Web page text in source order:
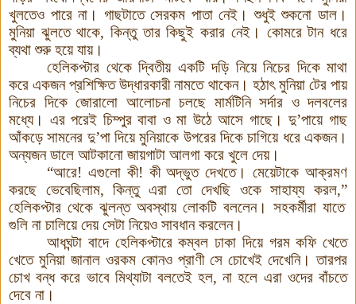
খুলতেও পারে না। গাছটাতে সেরকম পাতা নেই ।শুধুই শুকনো ডাল।
মুনিয়া ঝুলতে থাকে, কিন্তু তার কিছুই করার নেই। কোমরে টান ধরে
ব্যথা শুরু হয়ে যায়।
হেলিকপ্টার থেকে দ্বিতীয় একটি দড়ি নিয়ে নিচের দিকে মাথা
করে একজন প্রশিক্ষিত উদ্ধারকারী নামতে থাকেন। হঠাৎ মুনিয়া টের পায়
নিচের দিকে জোরালো আলোচনা চলছে মার্মটিনি সর্দার ও দলবলের
মধ্যে। এর পরেই চিম্পুর বাবা ও মা উঠে আসে গাছে। দু’পায়ে গাছ
আঁকড়ে সামনের দু’পা দিয়ে মুনিয়াকে উপরের দিকে চাগিয়ে ধরে একজন।
অন্যজন ডালে আটকানো জায়গাটা আলগা করে খুলে দেয়।
“আরে! এগুলো কী! কীঅদ্ভুত দেখতে। মেয়েটাকে আক্রমণ
করছে ভেবেছিলাম, কিন্তু এরা তো দেখছি ওকে সাহায্য করল,”
হেলিকপ্টার থেকে ঝুলন্ত অবস্থায় লোকটি বললেন। সহকর্মীরা যাতে
গুলি না চালিয়ে দেয় সেটা নিয়েও সাবধান করলেন।
আধঘন্টা বাদে হেলিকপ্টারে কম্বল ঢাকা দিয়ে গরম কফি খেতে
খেতে মুনিয়া জানাল ওরকম কোনও প্রাণী সে চোখেই দেখেনি। তারপর
চোখ বন্ধ করে ভাবে মিথ্যাটা বলতেই হল, না হলে এরা ওদের বাঁচতে
দেবে না ।